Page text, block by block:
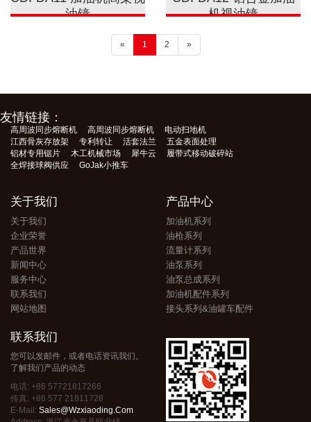
油镜
机视油镜
« 1 2 »
友情链接：
高周波同步熔断机 高周波同步熔断机
电动扫地机
江西骨灰存放架
专利转让 活套法兰
五金表面处理
铝材专用锯片
木工机械市场 犀牛云
履带式移动破碎站
全焊接球阀供应
GoJak小推车
关于我们
关于我们
企业荣誉
产品世界
新闻中心
服务中心
联系我们
网站地图
产品中心
加油机系列
油枪系列
流量计系列
油泵系列
油泵总成系列
加油机配件系列
接头系列&油罐车配件
联系我们
您可以发邮件，或者电话资讯我们。
了解我们产品的动态
电话: +86 57721817266
传真: +86 577 21811728
E-Mail: Sales@wzxiaoding.com